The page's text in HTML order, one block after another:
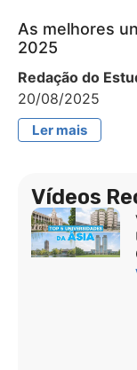
As melhores
2025
Redação do
20/08/2025
Ler mais
Vídeos